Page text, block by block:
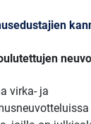
virka- ja